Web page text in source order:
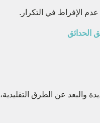
الإفراط في التكرار.
الحدائق
والبعد عن الطرق التقليدية،